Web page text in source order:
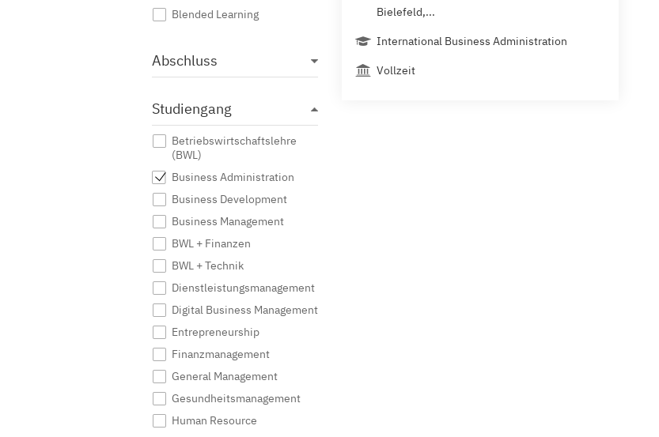
Blended Learning
Abschluss
Studiengang
Betriebswirtschaftslehre
(BWL)
Business Administration
Business Development
Business Management
BWL + Finanzen
BWL + Technik
Dienstleistungsmanagement
Digital Business Management
Entrepreneurship
Finanzmanagement
General Management
Gesundheitsmanagement
Human Resource
Bielefeld,...
International Business Administration
Vollzeit